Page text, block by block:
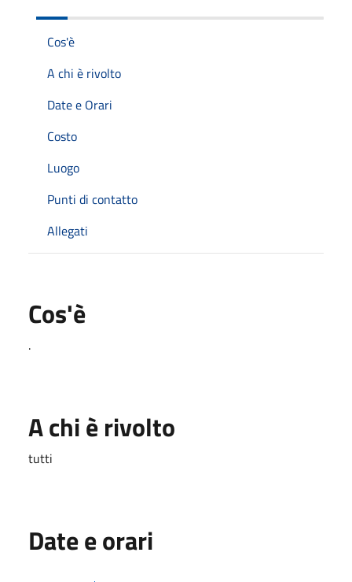
Cos'è
A chi è rivolto
Date e Orari
Costo
Luogo
Punti di contatto
Allegati
Cos'è
.
A chi è rivolto
tutti
Date e orari